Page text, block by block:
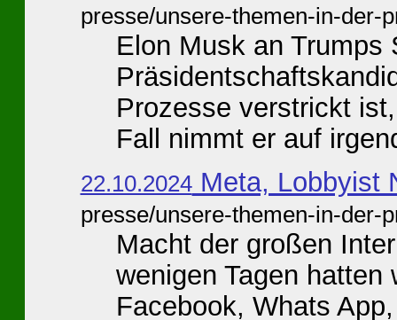
presse/unsere-themen-in-der-
Elon Musk an Trumps
Prozesse verstrickt
Fall nimmt er auf
22.10.2024Meta, Lobbyist
presse/unsere-themen-in-der-
Macht der großen
wenigen Tagen
Facebook, Whats